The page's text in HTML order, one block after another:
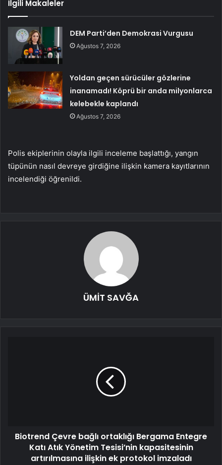
İlgili Makaleler
DEM Parti’den Demokrasi Vurgusu
Ağustos 7, 2026
Yoldan geçen sürücüler gözlerine
inanamadı! Köprü bir anda milyonlarca
kelebekle kaplandı
Ağustos 7, 2026
Polis ekiplerinin olayla ilgili inceleme başlattığı, yangın
tüpünün nasıl devreye girdiğine ilişkin kamera kayıtlarının
incelendiği öğrenildi.
ÜMİT SAVĞA
Biotrend Çevre bağlı ortaklığı Bergama Entegre
Katı Atık Yönetim Tesisi’nin kapasitesinin
artırılmasına ilişkin ek protokol imzaladı